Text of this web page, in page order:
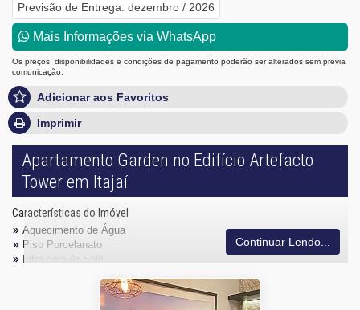
Previsão de Entrega: dezembro / 2026
Mais Informações via WhatsApp
Os preços, disponibilidades e condições de pagamento poderão ser alterados sem prévia
comunicação.
Adicionar aos Favoritos
Imprimir
Apartamento Garden no Edifício Artefacto
Tower em Itajaí
Características do Imóvel
Aquecimento de Água
Piso Porcelanato
Infra para Ar Split
Continuar Lendo...